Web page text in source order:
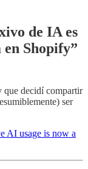
de IA es
Shopify”
que decidí compartir
ser
AI usage is now a